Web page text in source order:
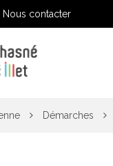
Nous contacter
Démarches